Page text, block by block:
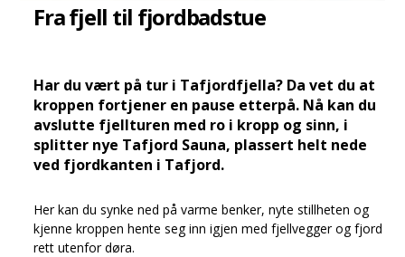
Fra fjell til fjordbadstue
Har du vært på tur i Tafjordfjella? Da vet du at
kroppen fortjener en pause etterpå. Nå kan du
avslutte fjellturen med ro i kropp og sinn, i
splitter nye Tafjord Sauna, plassert helt nede
ved fjordkanten i Tafjord.
Her kan du synke ned på varme benker, nyte stillheten og
kjenne kroppen hente seg inn igjen med fjellvegger og fjord
rett utenfor døra.